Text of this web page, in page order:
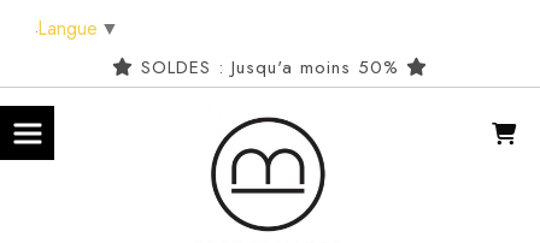
SOLDES : Jusqu'a moins 50%
Langue ▼